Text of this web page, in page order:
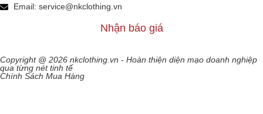
Email: service@nkclothing.vn
Nhận báo giá
Copyright @ 2026 nkclothing.vn - Hoàn thiện diện mạo doanh nghiệp
qua từng nét tinh tế
Chính Sách Mua Hàng